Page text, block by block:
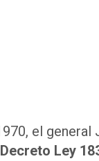
el general
Decreto Ley